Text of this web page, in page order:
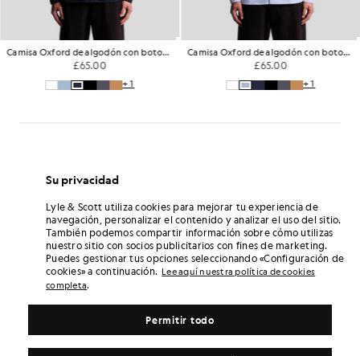
Camisa Oxford de algodón con botones
£65.00
+1
Camisa Oxford de algodón con botones
£65.00
+1
Su privacidad
Lyle & Scott utiliza cookies para mejorar tu experiencia de
navegación, personalizar el contenido y analizar el uso del sitio.
También podemos compartir información sobre cómo utilizas
nuestro sitio con socios publicitarios con fines de marketing.
Puedes gestionar tus opciones seleccionando «Configuración de
cookies» a continuación. Lee aquí nuestra política de cookies
completa.
Permitir todo